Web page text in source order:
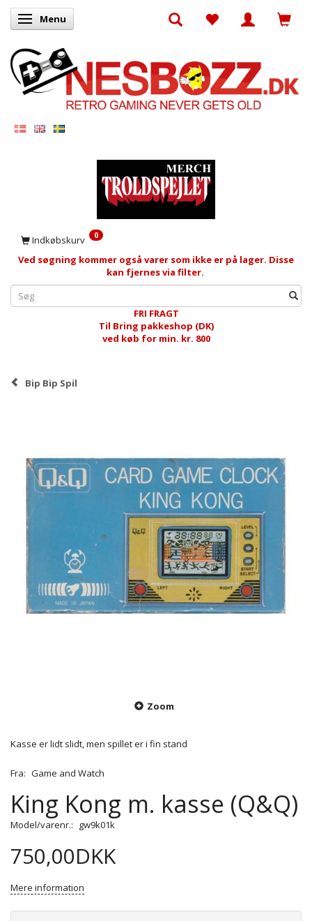
Skifte navigation
Menu
Indkøbskurv 0
Ved søgning kommer også varer som ikke er på lager. Disse
kan fjernes via filter.
FRI FRAGT
Til Bring pakkeshop (DK)
ved køb for min. kr. 800
Bip Bip Spil
Zoom
Kasse er lidt slidt, men spillet er i fin stand
Fra: Game and Watch
King Kong m. kasse (Q&Q)
Model/varenr.: gw9k01k
750,00DKK
Mere information